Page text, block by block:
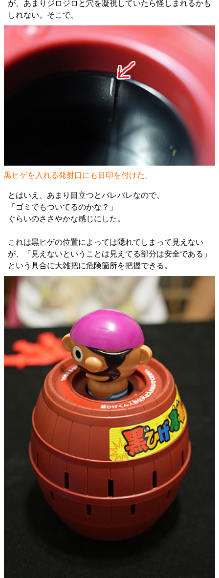
が、あまりジロジロと穴を凝視していたら怪しまれるかも
しれない。そこで、
黒ヒゲを入れる発射口にも目印を付けた。
とはいえ、あまり目立つとバレバレなので、
「ゴミでもついてるのかな？」
ぐらいのささやかな感じにした。
これは黒ヒゲの位置によっては隠れてしまって見えない
が、「見えないということは見えてる部分は安全である」
という具合に大雑把に危険箇所を把握できる。